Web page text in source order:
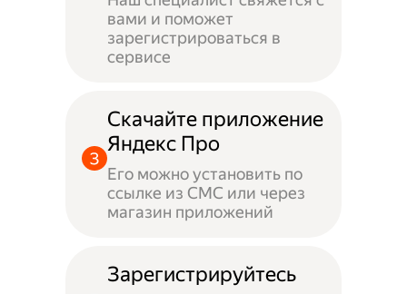
вами и поможет
зарегистрироваться в
сервисе
Скачайте приложение
Яндекс Про
Его можно установить по
ссылке из СМС или через
магазин приложений
Зарегистрируйтесь